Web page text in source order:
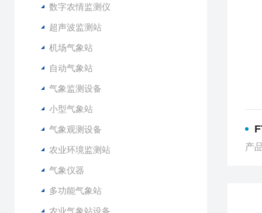
数字农情监测仪
超声波监测站
机场气象站
自动气象站
气象监测设备
小型气象站
气象观测设备
农业环境监测站
气象仪器
多功能气象站
农业气象站设备
产